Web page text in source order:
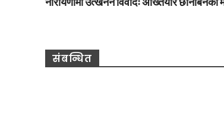
नारायणीमा उत्खनन विवादः अख्तियार छानबिनको
संबन्धित